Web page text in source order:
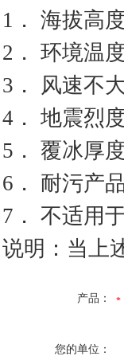
1． 海拔高
2． 环境温
3． 风速不
4． 地震烈
5． 覆冰厚
6． 耐污产
7． 不适用
说明：当上
产品：
您的单位：